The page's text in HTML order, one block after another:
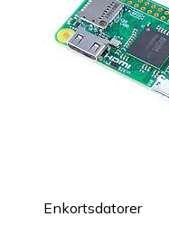
Enkortsdatorer